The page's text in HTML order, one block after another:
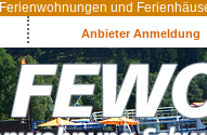
Ferienwohnungen und
Anbieter Anmeldung